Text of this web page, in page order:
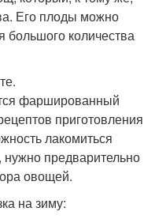
Его плоды можно
большого количества
фаршированный
приготовления
лакомиться
предварительно
овощей.
на зиму: